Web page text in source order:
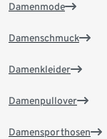
Damenmode
Damenschmuck
Damenkleider
Damenpullover
Damensporthosen